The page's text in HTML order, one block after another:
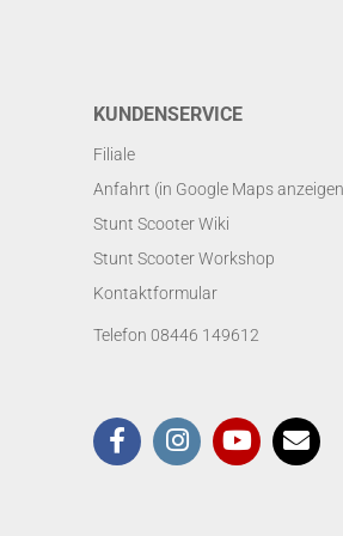
KUNDENSERVICE
Filiale
Anfahrt (in Google Maps
Stunt Scooter Wiki
Stunt Scooter Workshop
Kontaktformular
Telefon 08446 149612